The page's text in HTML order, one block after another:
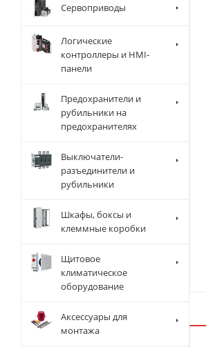
Сервоприводы
Логические
контроллеры и HMI-
панели
Предохранители и
рубильники на
предохранителях
Выключатели-
разъединители и
рубильники
Шкафы, боксы и
клеммные коробки
Щитовое
климатическое
оборудование
Аксессуары для
монтажа